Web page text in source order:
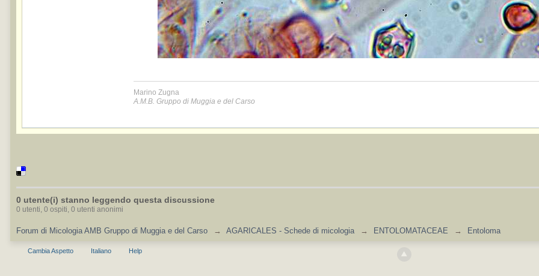
Marino Zugna
A.M.B. Gruppo di Muggia e del Carso
0 utente(i) stanno leggendo questa discussione
0 utenti, 0 ospiti, 0 utenti anonimi
Forum di Micologia AMB Gruppo di Muggia e del Carso → AGARICALES - Schede di micologia → ENTOLOMATACEAE → Entoloma
Cambia Aspetto Italiano Help